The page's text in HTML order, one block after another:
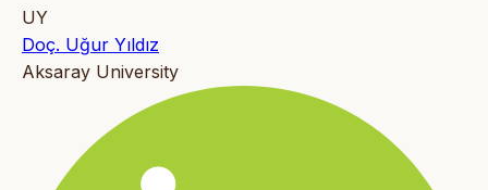
UY
Doç. Uğur Yıldız
Aksaray University